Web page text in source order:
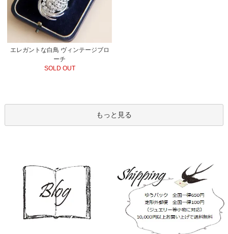
エレガントな白鳥 ヴィンテージブロ
ーチ
SOLD OUT
もっと見る